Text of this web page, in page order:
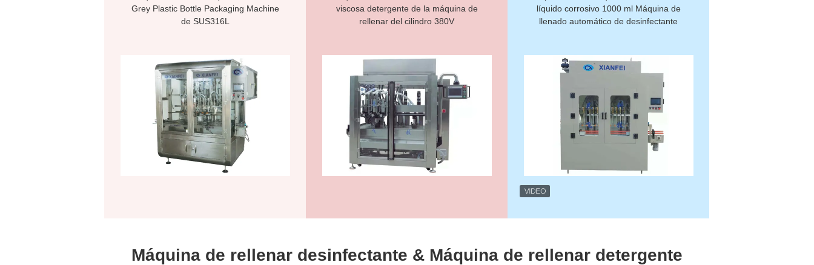
Grey Plastic Bottle Packaging Machine
de SUS316L
viscosa detergente de la máquina de
rellenar del cilindro 380V
líquido corrosivo 1000 ml Máquina de
llenado automático de desinfectante
Máquina de rellenar desinfectante & Máquina de rellenar detergente